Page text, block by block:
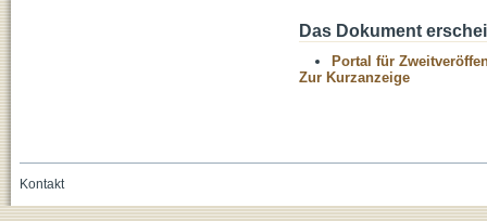
Das Dokument
Portal für
Zur Kurzanzeige
Kontakt